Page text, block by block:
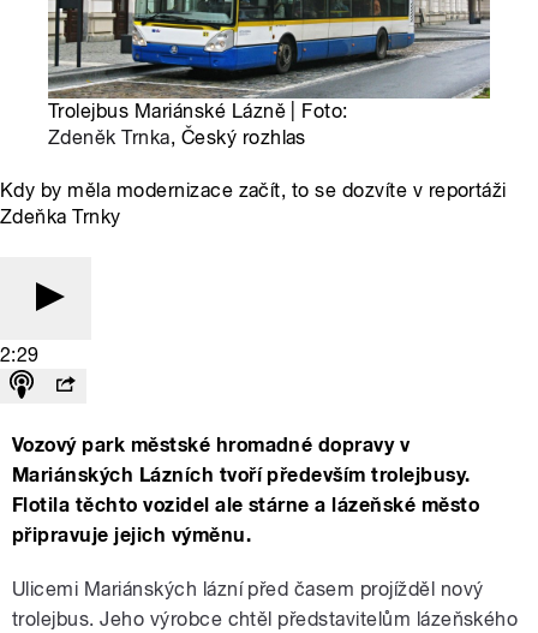
Trolejbus Mariánské Lázně | Foto:
Zdeněk Trnka, Český rozhlas
Kdy by měla modernizace začít, to se dozvíte v reportáži
Zdeňka Trnky
2:29
Vozový park městské hromadné dopravy v
Mariánských Lázních tvoří především trolejbusy.
Flotila těchto vozidel ale stárne a lázeňské město
připravuje jejich výměnu.
Ulicemi Mariánských lázní před časem projížděl nový
trolejbus. Jeho výrobce chtěl představitelům lázeňského